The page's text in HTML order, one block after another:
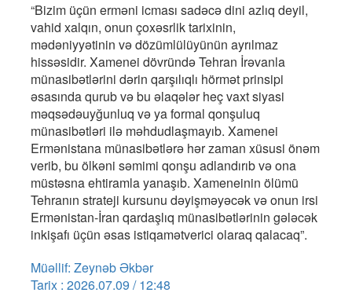
“Bizim üçün erməni icması sadəcə dini azlıq deyil,
vahid xalqın, onun çoxəsrlik tarixinin,
mədəniyyətinin və dözümlülüyünün ayrılmaz
hissəsidir. Xamenei dövründə Tehran İrəvanla
münasibətlərini dərin qarşılıqlı hörmət prinsipi
əsasında qurub və bu əlaqələr heç vaxt siyasi
məqsədəuyğunluq və ya formal qonşuluq
münasibətləri ilə məhdudlaşmayıb. Xamenei
Ermənistana münasibətlərə hər zaman xüsusi önəm
verib, bu ölkəni səmimi qonşu adlandırıb və ona
müstəsna ehtiramla yanaşıb. Xameneinin ölümü
Tehranın strateji kursunu dəyişməyəcək və onun irsi
Ermənistan-İran qardaşlıq münasibətlərinin gələcək
inkişafı üçün əsas istiqamətverici olaraq qalacaq”.
Müəllif: Zeynəb Əkbər
Tarix : 2026.07.09 / 12:48